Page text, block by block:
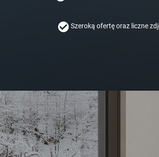
Szeroką ofertę oraz liczne